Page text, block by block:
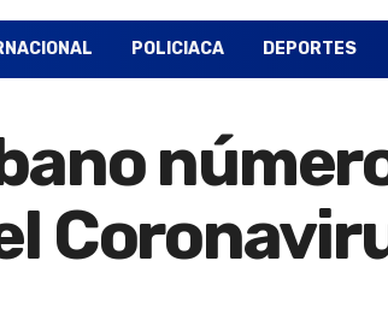
POLICIACA DEPORTES